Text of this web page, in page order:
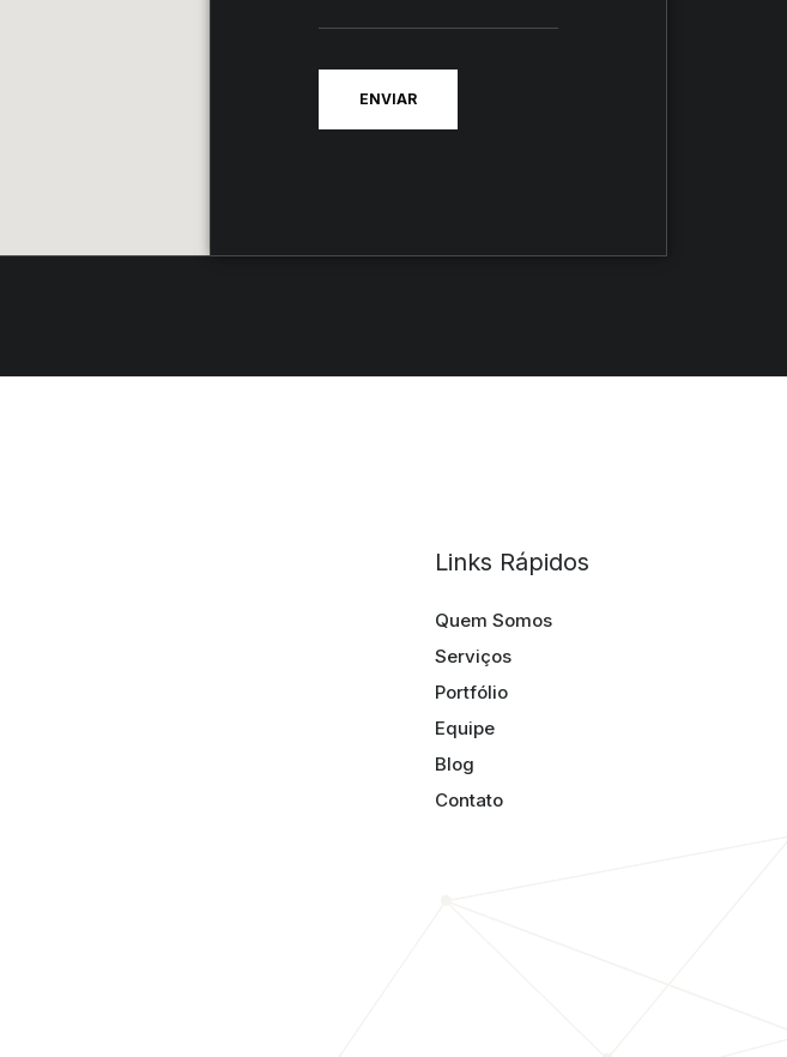
Links Rápidos
Quem Somos
Serviços
Portfólio
Equipe
Blog
Contato